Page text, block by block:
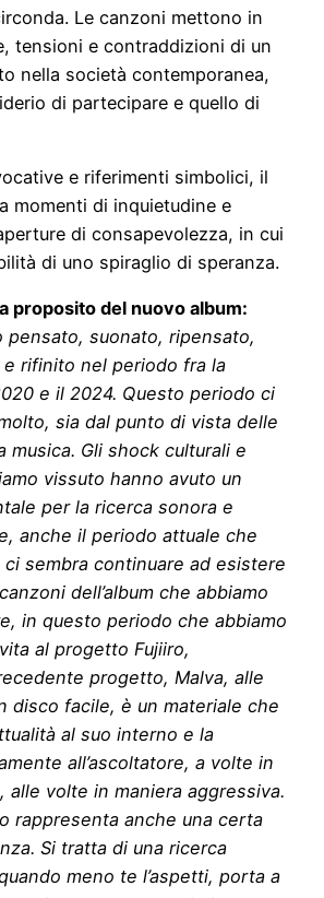
Le canzoni mettono in
tensioni e contraddizioni di un
nella società contemporanea,
di partecipare e quello di
e riferimenti simbolici, il
momenti di inquietudine e
di consapevolezza, in cui
di uno spiraglio di speranza.
proposito del nuovo album:
pensato, suonato, ripensato,
rifinito nel periodo fra la
e il 2024. Questo periodo ci
sia dal punto di vista delle
musica. Gli shock culturali e
vissuto hanno avuto un
per la ricerca sonora e
anche il periodo attuale che
sembra continuare ad esistere
dell’album che abbiamo
in questo periodo che abbiamo
al progetto Fujiiro,
progetto, Malva, alle
disco facile, è un materiale che
al suo interno e la
all’ascoltatore, a volte in
alle volte in maniera aggressiva.
rappresenta anche una certa
Si tratta di una ricerca
meno te l’aspetti, porta a